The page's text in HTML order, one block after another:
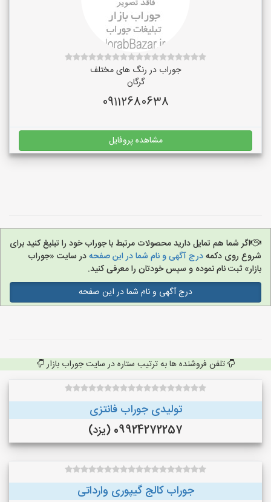
جوراب در رنگ‌ های مختلف
گرگان
09112680638
مشاهده پروفایل
اگر شما هم تمایل دارید محصولات مرتبط با جوراب خود را تبلیغ کنید برای
شروع روی دکمهدرج آگهی و نام شما در این صفحهدر سایت «جوراب
بازار» ثبت نام نموده و سپس خودتان را معرفی کنید.
درج آگهی و نام شما در این صفحه
تلفن فروشنده ها به ترتیب ستاره در سایت جوراب بازار
تولیدی جوراب فانتزی
09924272257 (یزد)
جوراب کالج گیپوری وارداتی